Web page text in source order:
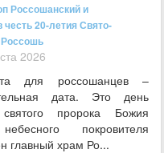
Россошанский и
честь 20-летия Свято-
Россошь
2026
для россошанцев –
дата. Это день
пророка Божия
покровителя
главный храм Ро...